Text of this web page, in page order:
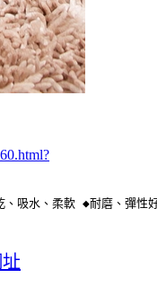
吸水、柔軟 ◆耐磨、彈